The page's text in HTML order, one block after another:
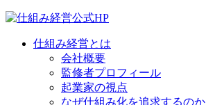
仕組み経営とは
会社概要
監修者プロフィール
起業家の視点
なぜ仕組み化を追求するのか